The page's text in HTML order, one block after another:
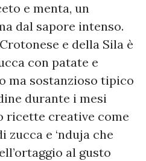
e menta, un
dal sapore intenso.
e della Sila è
con patate e
ma sostanzioso tipico
durante i mesi
ricette creative come
zucca e ‘nduja che
al gusto